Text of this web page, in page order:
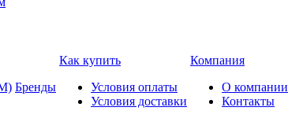
Бренды
Как купить
Условия оплаты
Условия доставки
Компания
О компании
Контакты